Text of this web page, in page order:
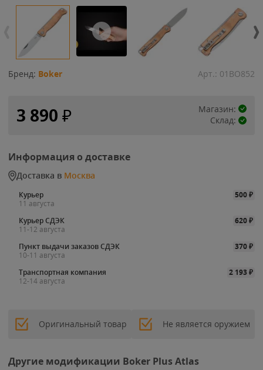
Бренд: Boker Арт.: 01BO852
3 890 ₽
Магазин:
Склад:
Информация о доставке
Доставка в Москва
Курьер 500₽
11 августа
Курьер СДЭК
620₽
11-12 августа
Пункт выдачи заказов СДЭК
370₽
10-11 августа
Транспортная компания
2 193₽
12-14 августа
Оригинальный товар Не является оружием
Другие модификации Boker Plus Atlas